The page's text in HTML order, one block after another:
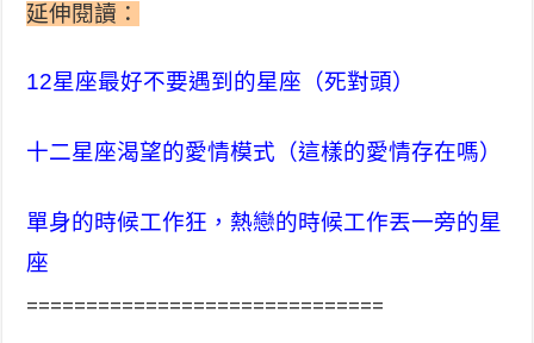
延伸閱讀：
12星座最好不要遇到的星座（死對頭）
十二星座渴望的愛情模式（這樣的愛情存在嗎）
單身的時候工作狂，熱戀的時候工作丟一旁的星
座
==============================